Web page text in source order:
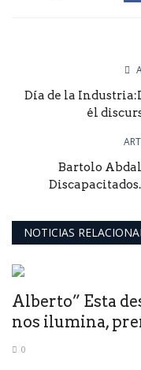
Día de la
él
Bartolo
NOTICIAS
Alberto” Esta
nos ilumina,
0